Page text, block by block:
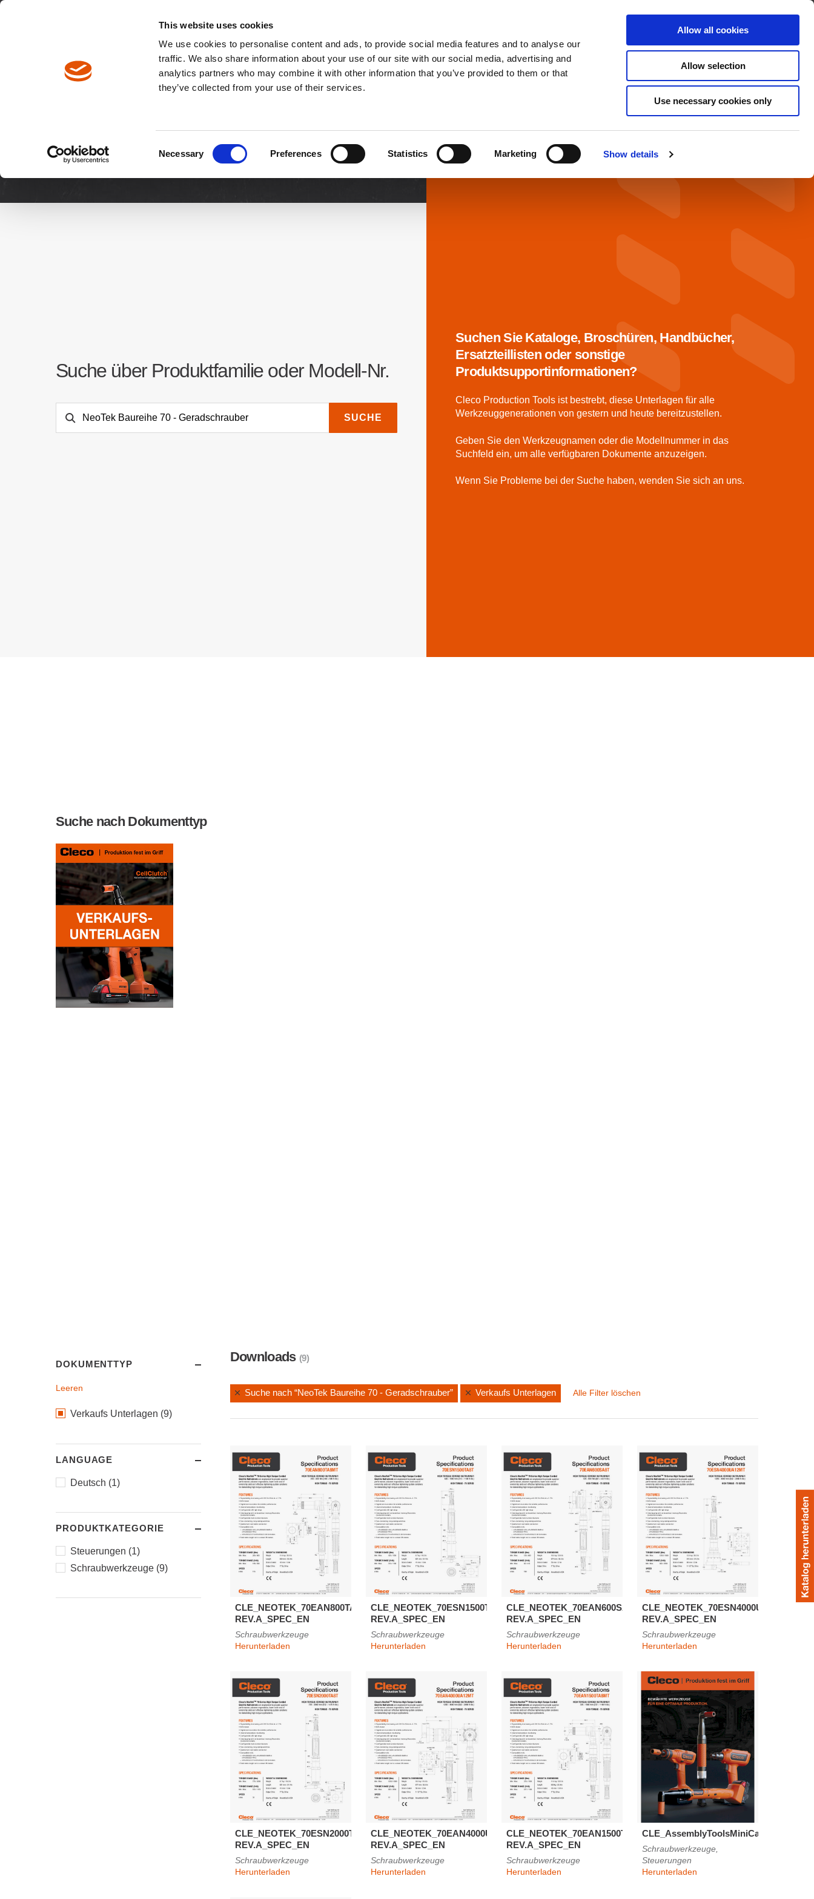
This website uses cookies
We use cookies to personalise content and ads, to provide social media features and to analyse our
traffic. We also share information about your use of our site with our social media, advertising and
analytics partners who may combine it with other information that you’ve provided to them or that
they’ve collected from your use of their services.
Necessary Preferences Statistics Marketing Show details
Allow all cookies
Allow selection
Use necessary cookies only
Über Cleco Kontakt
PRODUKTE LÖSUNGEN DOWNLOADS SERVICE & SUPPORT
Manuale & Downloads
Suche über Produktfamilie oder Modell-Nr.
SUCHE
Suchen Sie Kataloge, Broschüren, Handbücher,
Ersatzteillisten oder sonstige
Produktsupportinformationen?
Cleco Production Tools ist bestrebt, diese Unterlagen für alle
Werkzeuggenerationen von gestern und heute bereitzustellen.
Geben Sie den Werkzeugnamen oder die Modellnummer in das
Suchfeld ein, um alle verfügbaren Dokumente anzuzeigen.
Wenn Sie Probleme bei der Suche haben, wenden Sie sich an uns.
Suche nach Dokumenttyp
DOKUMENTTYP
Leeren
Verkaufs Unterlagen (9)
LANGUAGE
Deutsch (1)
PRODUKTKATEGORIE
Steuerungen (1)
Schraubwerkzeuge (9)
Downloads (9)
Suche nach “NeoTek Baureihe 70 - Geradschrauber” Verkaufs Unterlagen Alle Filter löschen
CLE_NEOTEK_70EAN800TA8MT-
REV.A_SPEC_EN
Schraubwerkzeuge
Herunterladen
CLE_NEOTEK_70ESN1500TA8T-
REV.A_SPEC_EN
Schraubwerkzeuge
Herunterladen
CLE_NEOTEK_70EAN600SA8T-
REV.A_SPEC_EN
Schraubwerkzeuge
Herunterladen
CLE_NEOTEK_70ESN4000UA12MT-
REV.A_SPEC_EN
Schraubwerkzeuge
Herunterladen
CLE_NEOTEK_70ESN2000TA8T-
REV.A_SPEC_EN
Schraubwerkzeuge
Herunterladen
CLE_NEOTEK_70EAN4000UA12MT-
REV.A_SPEC_EN
Schraubwerkzeuge
Herunterladen
CLE_NEOTEK_70EAN1500TA8MT-
REV.A_SPEC_EN
Schraubwerkzeuge
Herunterladen
Schraubwerkzeuge,
Steuerungen
Herunterladen